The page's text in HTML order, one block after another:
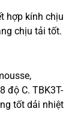
hợp kính chịu
chịu tải tốt.
độ C. TBK3T-
tốt dải nhiệt